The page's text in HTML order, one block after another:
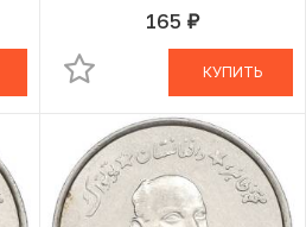
165 руб.В КОРЗИНЕ
КУПИТЬ